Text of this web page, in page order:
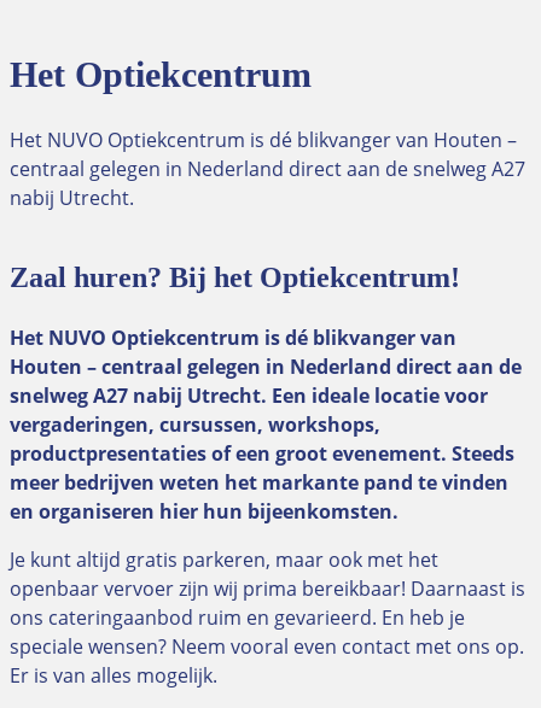
Het Optiekcentrum
Het NUVO Optiekcentrum is dé blikvanger van Houten –
centraal gelegen in Nederland direct aan de snelweg A27
nabij Utrecht.
Zaal huren? Bij het Optiekcentrum!
Het NUVO Optiekcentrum is dé blikvanger van
Houten – centraal gelegen in Nederland direct aan de
snelweg A27 nabij Utrecht. Een ideale locatie voor
vergaderingen, cursussen, workshops,
productpresentaties of een groot evenement. Steeds
meer bedrijven weten het markante pand te vinden
en organiseren hier hun bijeenkomsten.
Je kunt altijd gratis parkeren, maar ook met het
openbaar vervoer zijn wij prima bereikbaar! Daarnaast is
ons cateringaanbod ruim en gevarieerd. En heb je
speciale wensen? Neem vooral even contact met ons op.
Er is van alles mogelijk.